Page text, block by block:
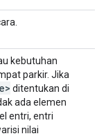
kebutuhan
parkir. Jika
ditentukan di
ada elemen
entri, entri
nilai